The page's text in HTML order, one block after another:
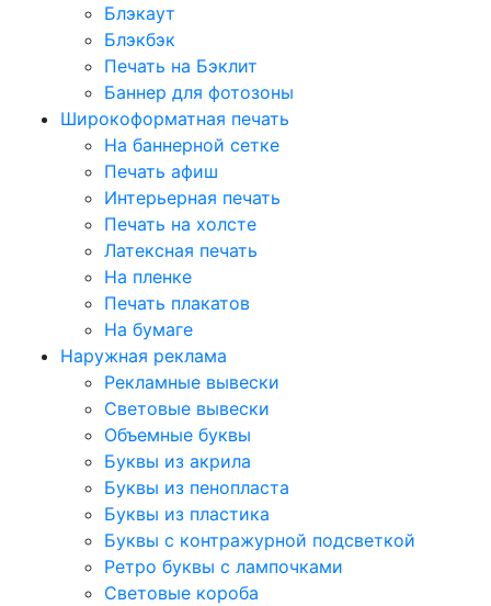
Блэкаут
Блэкбэк
Печать на Бэклит
Баннер для фотозоны
Широкоформатная печать
На баннерной сетке
Печать афиш
Интерьерная печать
Печать на холсте
Латексная печать
На пленке
Печать плакатов
На бумаге
Наружная реклама
Рекламные вывески
Световые вывески
Объемные буквы
Буквы из акрила
Буквы из пенопласта
Буквы из пластика
Буквы с контражурной подсветкой
Ретро буквы с лампочками
Световые короба